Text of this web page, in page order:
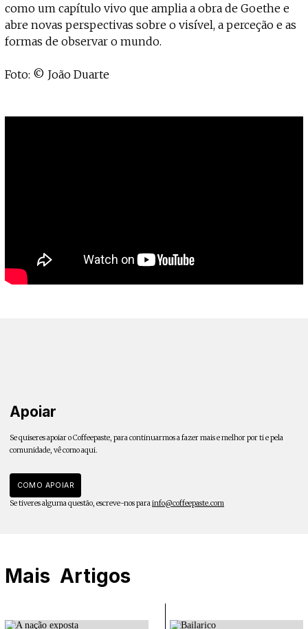
como um capítulo vivo que amplia a obra de Goethe e
abre novas perspectivas sobre o visível, a perceção e as
formas de observar o mundo.
Foto: © João Duarte
Apoiar
Se quiseres apoiar o Coffeepaste, para continuarmos a fazer mais e melhor por ti e pela
comunidade, vê como aqui.
COMO APOIAR
Se tiveres alguma questão, escreve-nos parainfo@coffeepaste.com
Mais Artigos